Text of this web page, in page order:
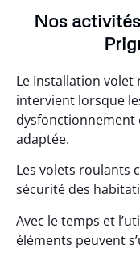
Nos
Le Installation volet
intervient lorsque
dysfonctionnement
adaptée.
Les volets roulants
sécurité des
Avec le temps et
éléments peuvent